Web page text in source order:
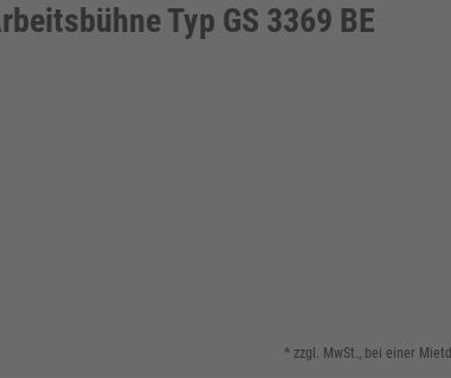
Typ GS 3369 BE
* zzgl. MwSt., bei einer